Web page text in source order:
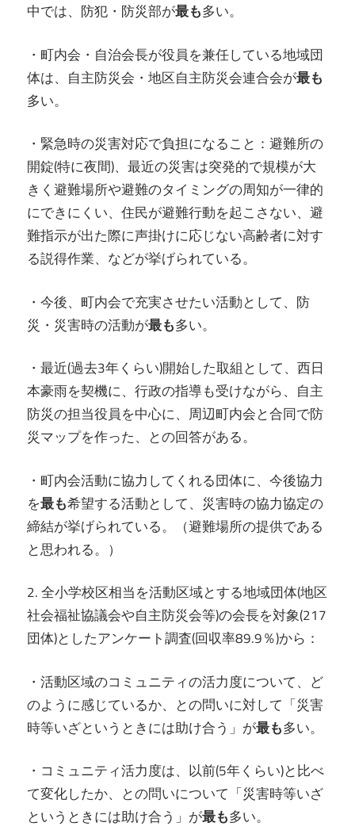
中では、防犯・防災部が最も多い。
・町内会・自治会長が役員を兼任している地域団
体は、自主防災会・地区自主防災会連合会が最も
多い。
・緊急時の災害対応で負担になること：避難所の
開錠(特に夜間)、最近の災害は突発的で規模が大
きく避難場所や避難のタイミングの周知が一律的
にできにくい、住民が避難行動を起こさない、避
難指示が出た際に声掛けに応じない高齢者に対す
る説得作業、などが挙げられている。
・今後、町内会で充実させたい活動として、防
災・災害時の活動が最も多い。
・最近(過去3年くらい)開始した取組として、西日
本豪雨を契機に、行政の指導も受けながら、自主
防災の担当役員を中心に、周辺町内会と合同で防
災マップを作った、との回答がある。
・町内会活動に協力してくれる団体に、今後協力
を最も希望する活動として、災害時の協力協定の
締結が挙げられている。（避難場所の提供である
と思われる。）
2. 全小学校区相当を活動区域とする地域団体(地区
社会福祉協議会や自主防災会等)の会長を対象(217
団体)としたアンケート調査(回収率89.9％)から：
・活動区域のコミュニティの活力度について、ど
のように感じているか、との問いに対して「災害
時等いざというときには助け合う」が最も多い。
・コミュニティ活力度は、以前(5年くらい)と比べ
て変化したか、との問いについて「災害時等いざ
というときには助け合う」が最も多い。